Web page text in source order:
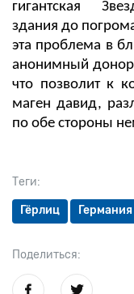
Теги:
Гёрлиц Германия
Поделиться:
гигантская
здания до
эта проблема в
анонимный донор
что позволит к
маген давид,
по обе стороны